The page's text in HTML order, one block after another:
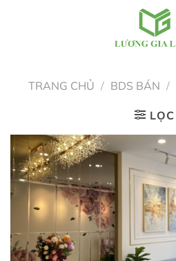
TRANG CHỦ / BDS BÁN /
LỌC